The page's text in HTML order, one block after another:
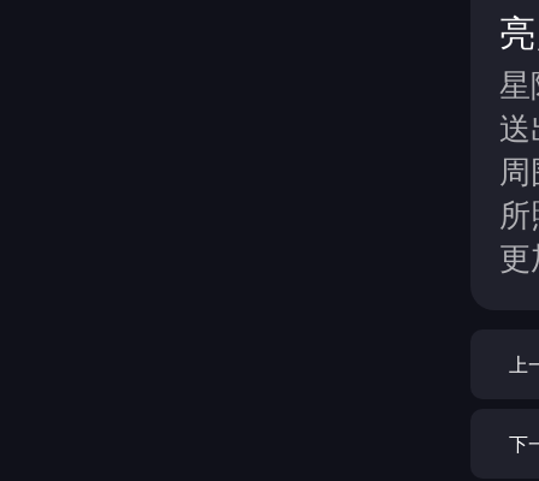
上
下